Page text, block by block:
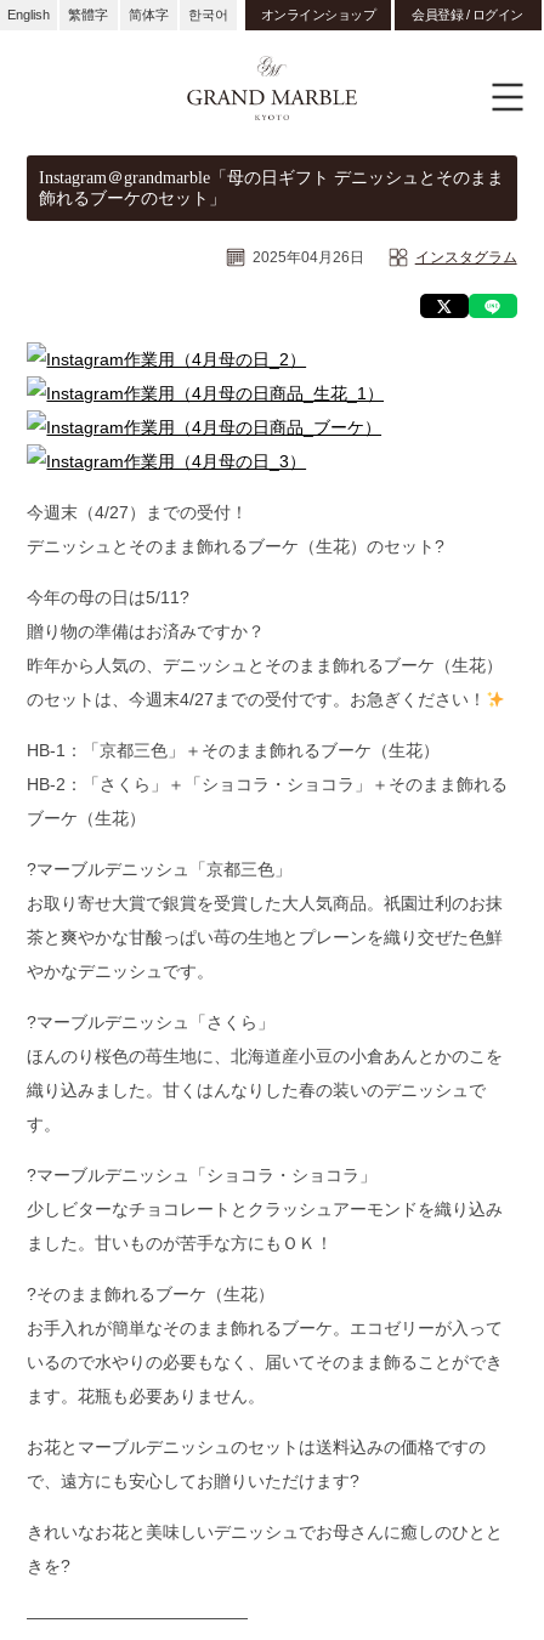
English 繁體字 简体字 한국어 オンラインショップ 会員登録 / ログイン
Instagram＠grandmarble「母の日ギフト デニッシュとそのまま
飾れるブーケのセット」
2025年04月26日 インスタグラム
今週末（4/27）までの受付！
デニッシュとそのまま飾れるブーケ（生花）のセット?
今年の母の日は5/11?
贈り物の準備はお済みですか？
昨年から人気の、デニッシュとそのまま飾れるブーケ（生花）
のセットは、今週末4/27までの受付です。お急ぎください！
HB-1：「京都三色」＋そのまま飾れるブーケ（生花）
HB-2：「さくら」＋「ショコラ・ショコラ」＋そのまま飾れる
ブーケ（生花）
?マーブルデニッシュ「京都三色」
お取り寄せ大賞で銀賞を受賞した大人気商品。祇園辻利のお抹
茶と爽やかな甘酸っぱい苺の生地とプレーンを織り交ぜた色鮮
やかなデニッシュです。
?マーブルデニッシュ「さくら」
ほんのり桜色の苺生地に、北海道産小豆の小倉あんとかのこを
織り込みました。甘くはんなりした春の装いのデニッシュで
す。
?マーブルデニッシュ「ショコラ・ショコラ」
少しビターなチョコレートとクラッシュアーモンドを織り込み
ました。甘いものが苦手な方にもＯＫ！
?そのまま飾れるブーケ（生花）
お手入れが簡単なそのまま飾れるブーケ。エコゼリーが入って
いるので水やりの必要もなく、届いてそのまま飾ることができ
ます。花瓶も必要ありません。
お花とマーブルデニッシュのセットは送料込みの価格ですの
で、遠方にも安心してお贈りいただけます?
きれいなお花と美味しいデニッシュでお母さんに癒しのひとと
きを?
—————————————